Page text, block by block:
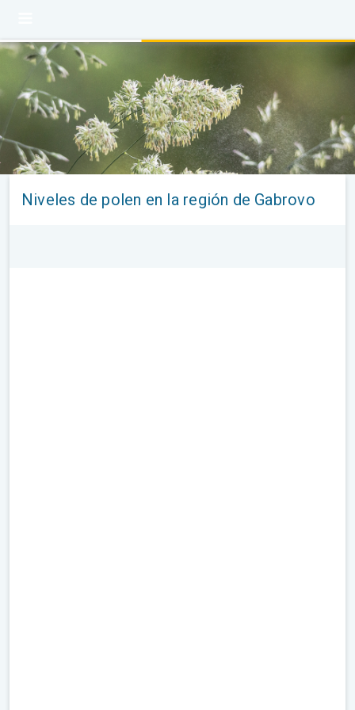
Niveles de polen en la región de Gabrovo